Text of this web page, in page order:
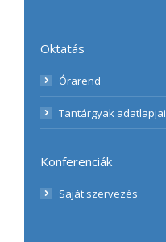
Oktatás
Órarend
Tantárgyak adatlapjai
Konferenciák
Saját szervezés